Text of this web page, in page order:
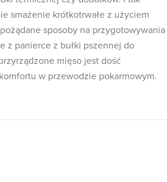
smażenie krótkotrwałe z użyciem
sposoby na przygotowywania
z panierce z bułki pszennej do
mięso jest dość
w przewodzie pokarmowym.